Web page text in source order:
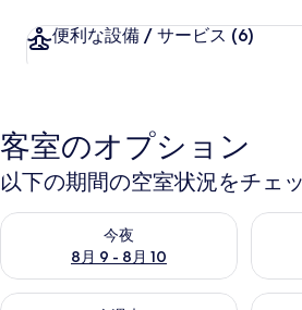
便利な設備 / サービス (6)
客室のオプション
以下の期間の空室状況をチェ
今夜
8月 9 - 8月 10
今夜 8月 9 - 8月 10 の空室状況をチェッ
明日
今週末 8月 14 - 8月 16 の空室状況をチ
来週